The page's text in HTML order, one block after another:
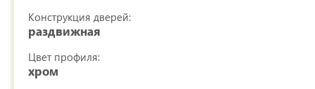
Конструкция дверей:
раздвижная
Цвет профиля:
хром